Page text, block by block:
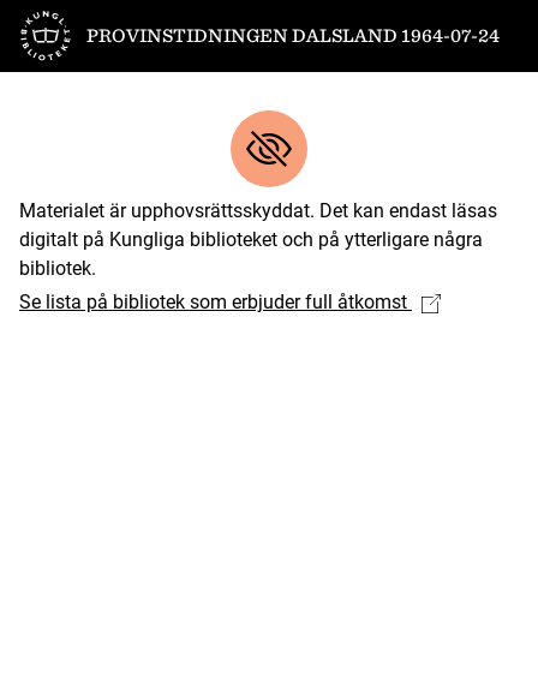
Till startsidan
PROVINSTIDNINGEN DALSLAND 1964-07-24
Materialet är upphovsrättsskyddat. Det kan endast läsas
digitalt på Kungliga biblioteket och på ytterligare några
bibliotek.
Se lista på bibliotek som erbjuder full åtkomst